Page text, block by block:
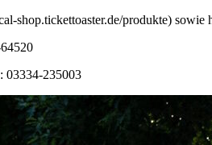
shop.tickettoaster.de/produkte) sowie
03334-235003